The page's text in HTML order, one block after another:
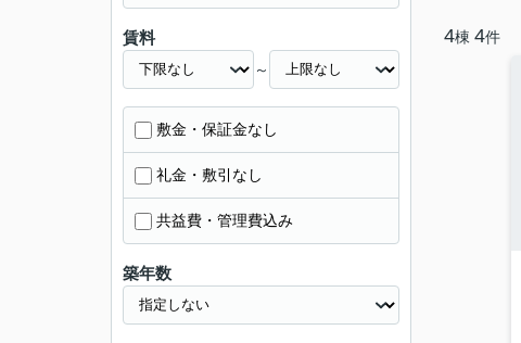
4棟 4件
賃料
～
敷金・保証金なし
礼金・敷引なし
共益費・管理費込み
築年数